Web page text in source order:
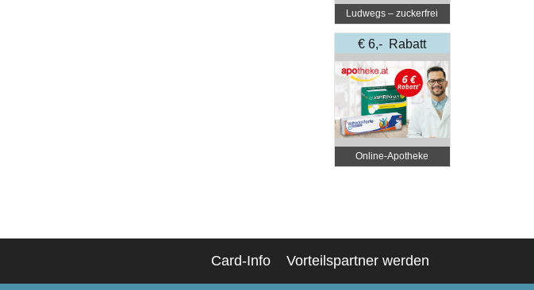
Ludwegs – zuckerfrei
leben
€ 6,- Rabatt
Online‑Apotheke
Card-Info Vorteilspartner werden